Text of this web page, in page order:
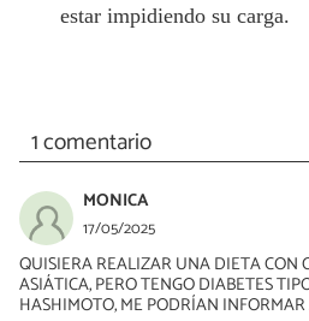
estar impidiendo su carga.
1 comentario
MONICA
17/05/2025
QUISIERA REALIZAR UNA DIETA CON
ASIÁTICA, PERO TENGO DIABETES
HASHIMOTO, ME PODRÍAN INFORMAR